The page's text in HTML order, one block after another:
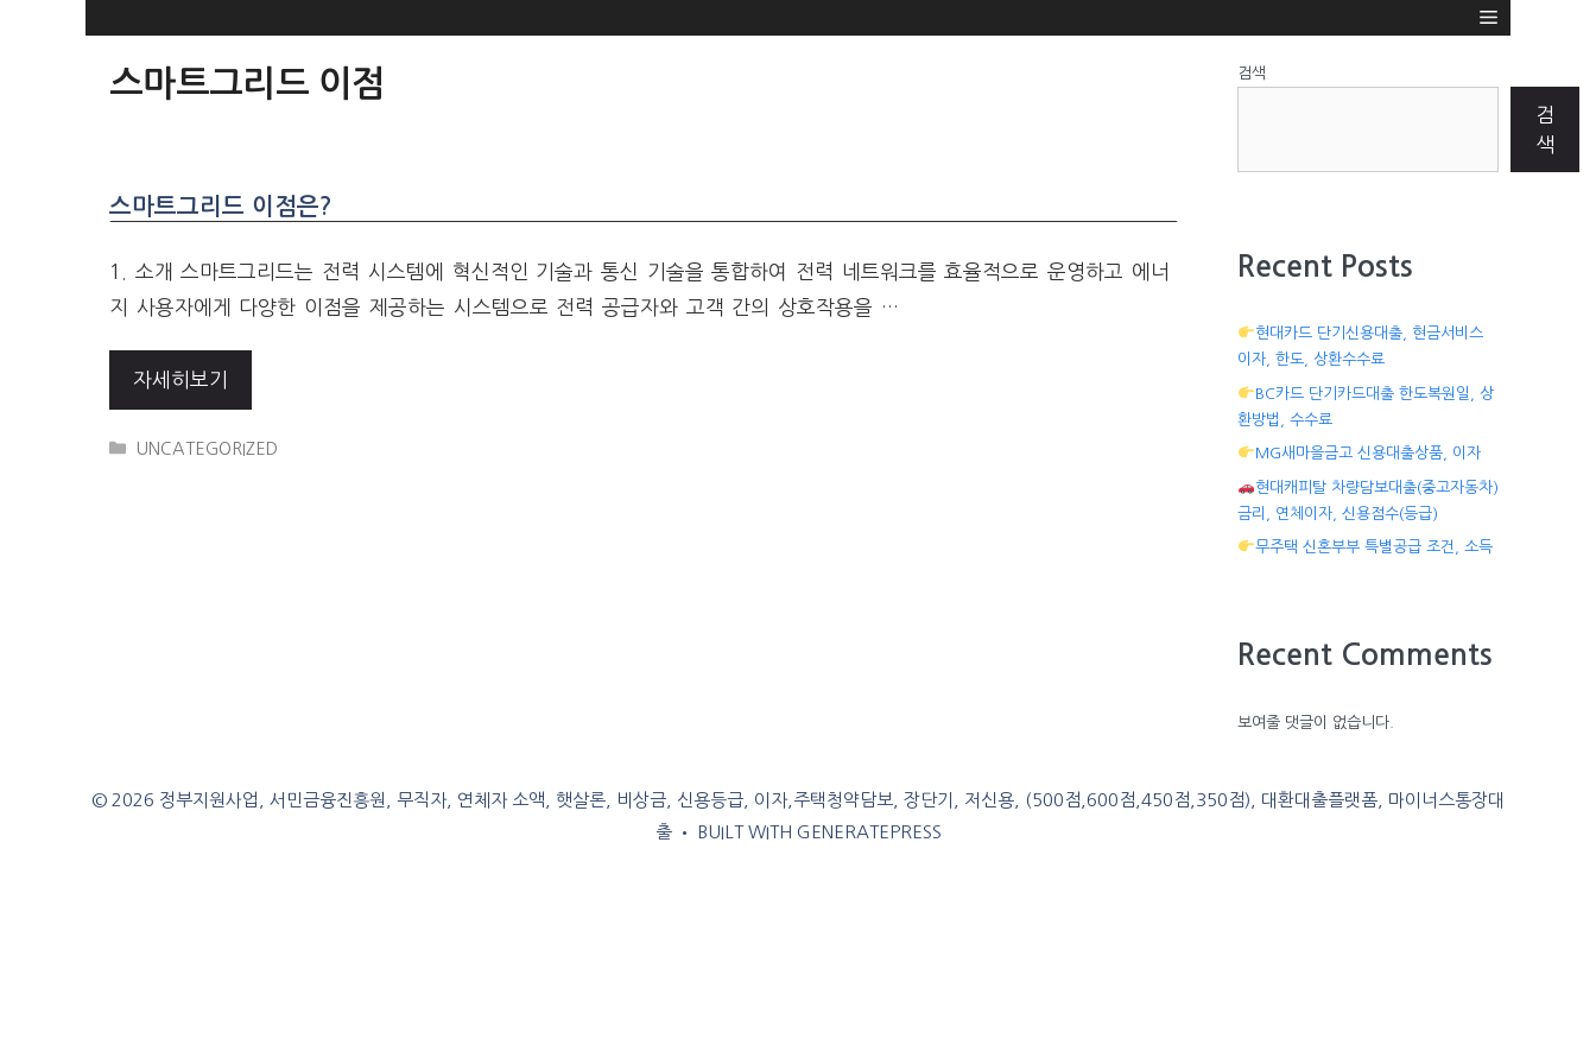
스마트그리드 이점
스마트그리드 이점은?
1. 소개 스마트그리드는 전력 시스템에 혁신적인 기술과 통신 기술을 통합하여 전력 네트워크를 효율적으로 운영하고 에너
지 사용자에게 다양한 이점을 제공하는 시스템으로 전력 공급자와 고객 간의 상호작용을 …
자세히보기
CATEGORIES
UNCATEGORIZED
검색
검
색
Recent Posts
현대카드 단기신용대출, 현금서비스
이자, 한도, 상환수수료
BC카드 단기카드대출 한도복원일, 상
환방법, 수수료
MG새마을금고 신용대출상품, 이자
현대캐피탈 차량담보대출(중고자동차)
금리, 연체이자, 신용점수(등급)
무주택 신혼부부 특별공급 조건, 소득
Recent Comments
보여줄 댓글이 없습니다.
© 2026 정부지원사업, 서민금융진흥원, 무직자, 연체자 소액, 햇살론, 비상금, 신용등급, 이자,주택청약담보, 장단기, 저신용, (500점,600점,450점,350점), 대환대출플랫폼, 마이너스통장대
출• BUILT WITH GENERATEPRESS